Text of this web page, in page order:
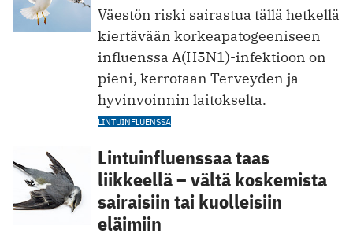
Väestön riski sairastua tällä hetkellä
kiertävään korkeapatogeeniseen
influenssa A(H5N1)-infektioon on
pieni, kerrotaan Terveyden ja
hyvinvoinnin laitokselta.
LINTUINFLUENSSA
Lintuinfluenssaa taas
liikkeellä – vältä koskemista
sairaisiin tai kuolleisiin
eläimiin